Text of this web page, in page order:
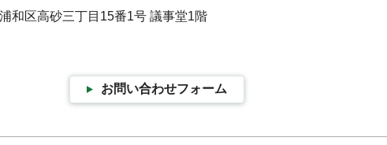
和区高砂三丁目15番1号 議事堂1階
お問い合わせフォーム